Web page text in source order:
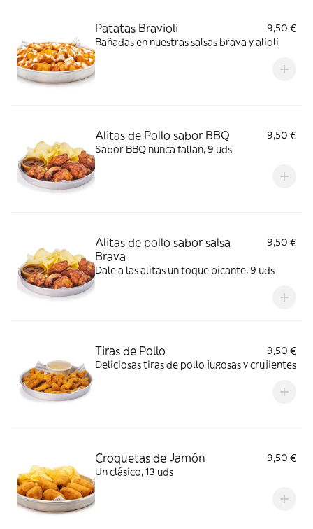
Patatas Bravioli
9,50 €
Bañadas en nuestras salsas brava y alioli
Alitas de Pollo sabor BBQ
9,50 €
Sabor BBQ nunca fallan, 9 uds
Alitas de pollo sabor salsa
Brava​
9,50 €
Dale a las alitas un toque picante, 9 uds
Tiras de Pollo
9,50 €
Deliciosas tiras de pollo jugosas y crujientes
Croquetas de Jamón
9,50 €
Un clásico, 13 uds